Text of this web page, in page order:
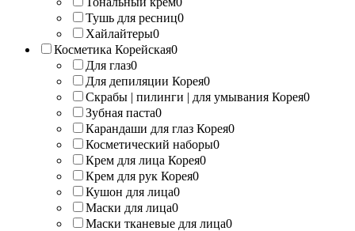
Тушь для ресниц0
Хайлайтеры0
Косметика Корейская0
Для глаз0
Для депиляции Корея0
Скрабы | пилинги | для умывания Корея0
Зубная паста0
Карандаши для глаз Корея0
Косметический наборы0
Крем для лица Корея0
Крем для рук Корея0
Кушон для лица0
Маски для лица0
Маски тканевые для лица0